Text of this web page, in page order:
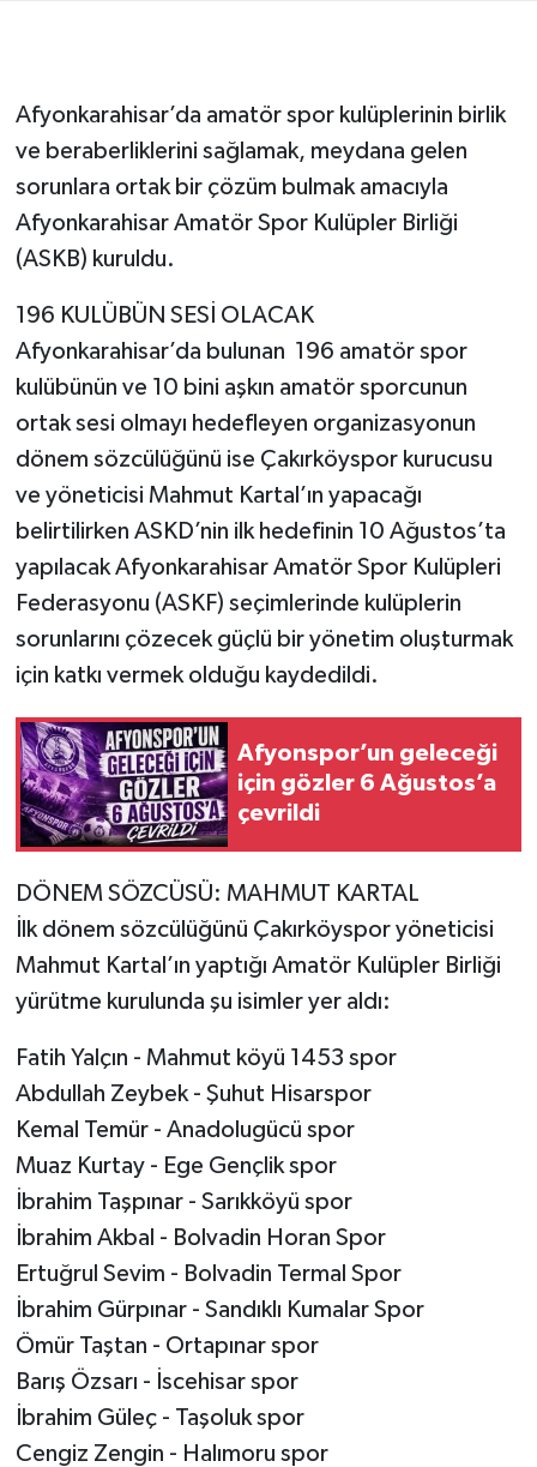
Afyonkarahisar’da amatör spor kulüplerinin birlik
ve beraberliklerini sağlamak, meydana gelen
sorunlara ortak bir çözüm bulmak amacıyla
Afyonkarahisar Amatör Spor Kulüpler Birliği
(ASKB) kuruldu.
196 KULÜBÜN SESİ OLACAK
Afyonkarahisar’da bulunan 196 amatör spor
kulübünün ve 10 bini aşkın amatör sporcunun
ortak sesi olmayı hedefleyen organizasyonun
dönem sözcülüğünü ise Çakırköyspor kurucusu
ve yöneticisi Mahmut Kartal’ın yapacağı
belirtilirken ASKD’nin ilk hedefinin 10 Ağustos’ta
yapılacak Afyonkarahisar Amatör Spor Kulüpleri
Federasyonu (ASKF) seçimlerinde kulüplerin
sorunlarını çözecek güçlü bir yönetim oluşturmak
için katkı vermek olduğu kaydedildi.
Afyonspor’un geleceği
için gözler 6 Ağustos’a
çevrildi
DÖNEM SÖZCÜSÜ: MAHMUT KARTAL
İlk dönem sözcülüğünü Çakırköyspor yöneticisi
Mahmut Kartal’ın yaptığı Amatör Kulüpler Birliği
yürütme kurulunda şu isimler yer aldı:
Fatih Yalçın - Mahmut köyü 1453 spor
Abdullah Zeybek - Şuhut Hisarspor
Kemal Temür - Anadolugücü spor
Muaz Kurtay - Ege Gençlik spor
İbrahim Taşpınar - Sarıkköyü spor
İbrahim Akbal - Bolvadin Horan Spor
Ertuğrul Sevim - Bolvadin Termal Spor
İbrahim Gürpınar - Sandıklı Kumalar Spor
Ömür Taştan - Ortapınar spor
Barış Özsarı - İscehisar spor
İbrahim Güleç - Taşoluk spor
Cengiz Zengin - Halımoru spor